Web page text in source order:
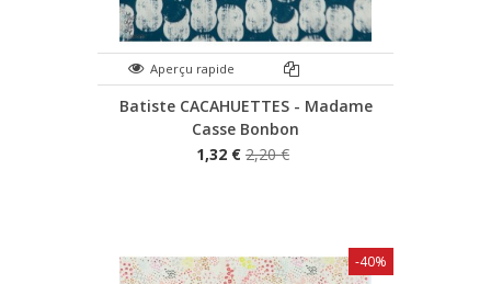
Aperçu rapide
Batiste CACAHUETTES - Madame
Casse Bonbon
1,32 € 2,20 €
-40%